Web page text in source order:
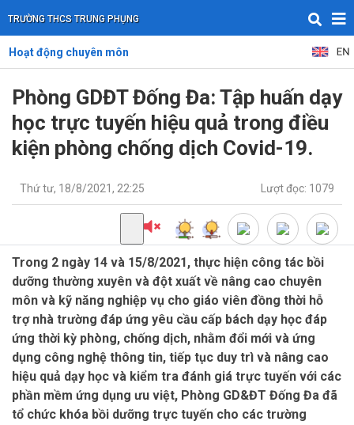
TRƯỜNG THCS TRUNG PHỤNG
Hoạt động chuyên môn
Phòng GDĐT Đống Đa: Tập huấn dạy
học trực tuyến hiệu quả trong điều
kiện phòng chống dịch Covid-19.
Thứ tư, 18/8/2021, 22:25 Lượt đọc: 1079
Trong 2 ngày 14 và 15/8/2021, thực hiện công tác bồi
dưỡng thường xuyên và đột xuất về nâng cao chuyên
môn và kỹ năng nghiệp vụ cho giáo viên đồng thời hỗ
trợ nhà trường đáp ứng yêu cầu cấp bách dạy học đáp
ứng thời kỳ phòng, chống dịch, nhằm đổi mới và ứng
dụng công nghệ thông tin, tiếp tục duy trì và nâng cao
hiệu quả dạy học và kiểm tra đánh giá trực tuyến với các
phần mềm ứng dụng ưu việt, Phòng GD&ĐT Đống Đa đã
tổ chức khóa bồi dưỡng trực tuyến cho các trường